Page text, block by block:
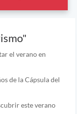
el verano en
de la Cápsula del
este verano